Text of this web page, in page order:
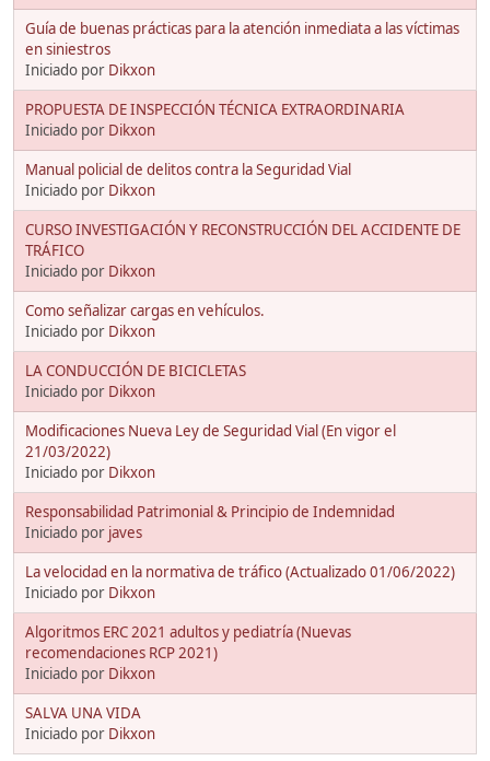
Guía de buenas prácticas para la atención inmediata a las víctimas
en siniestros
Iniciado por Dikxon
PROPUESTA DE INSPECCIÓN TÉCNICA EXTRAORDINARIA
Iniciado por Dikxon
Manual policial de delitos contra la Seguridad Vial
Iniciado por Dikxon
CURSO INVESTIGACIÓN Y RECONSTRUCCIÓN DEL ACCIDENTE DE
TRÁFICO
Iniciado por Dikxon
Como señalizar cargas en vehículos.
Iniciado por Dikxon
LA CONDUCCIÓN DE BICICLETAS
Iniciado por Dikxon
Modificaciones Nueva Ley de Seguridad Vial (En vigor el
21/03/2022)
Iniciado por Dikxon
Responsabilidad Patrimonial & Principio de Indemnidad
Iniciado por javes
La velocidad en la normativa de tráfico (Actualizado 01/06/2022)
Iniciado por Dikxon
Algoritmos ERC 2021 adultos y pediatría (Nuevas
recomendaciones RCP 2021)
Iniciado por Dikxon
SALVA UNA VIDA
Iniciado por Dikxon